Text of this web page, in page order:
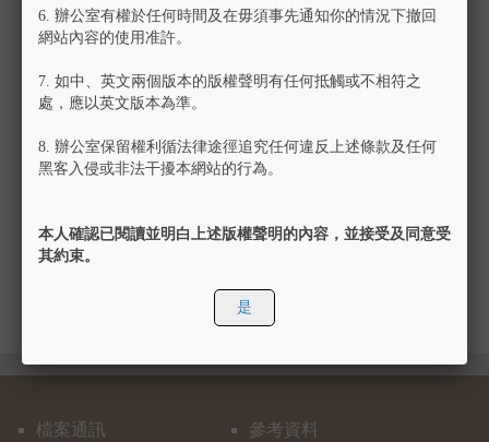
檔案通訊 參考資料
6. 辦公室有權於任何時間及在毋須事先通知你的情況下撤回
網站內容的使用准許。
7. 如中、英文兩個版本的版權聲明有任何抵觸或不相符之
處，應以英文版本為準。
8. 辦公室保留權利循法律途徑追究任何違反上述條款及任何
黑客入侵或非法干擾本網站的行為。
本人確認已閱讀並明白上述版權聲明的內容，並接受及同意受
其約束。
是